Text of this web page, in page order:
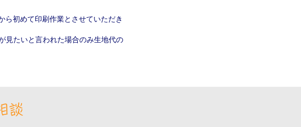
ら初めて印刷作業とさせていただき
見たいと言われた場合のみ生地代の
談